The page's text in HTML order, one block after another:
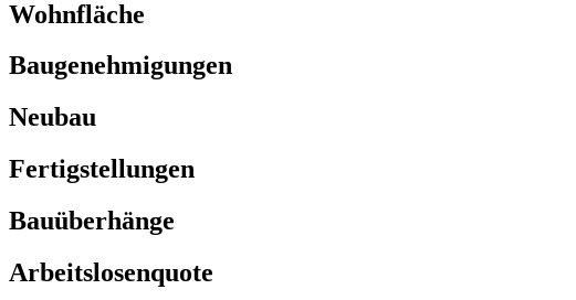
Wohnfläche
Baugenehmigungen
Neubau
Fertigstellungen
Bauüberhänge
Arbeitslosenquote